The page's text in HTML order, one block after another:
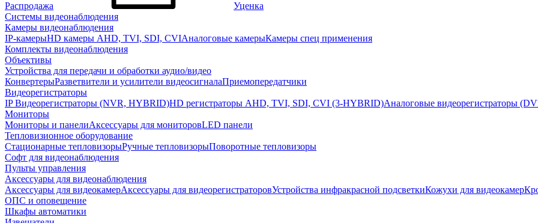
Распродажа
Уценка
Системы видеонаблюдения
Камеры видеонаблюдения
IP-камерыHD камеры AHD, TVI, SDI, CVIАналоговые камерыКамеры спец применения
Комплекты видеонаблюдения
Объективы
Устройства для передачи и обработки аудио/видео
КонвертерыРазветвители и усилители видеосигналаПриемопередатчики
Видеорегистраторы
IP Видеорегистраторы (NVR, HYBRID)HD регистраторы AHD, TVI, SDI, CVI (3-HYBRID)Аналоговые видеорегистраторы
Мониторы
Мониторы и панелиАксессуары для мониторовLED панели
Тепловизионное оборудование
Стационарные тепловизорыРучные тепловизорыПоворотные тепловизоры
Софт для видеонаблюдения
Пульты управления
Аксессуары для видеонаблюдения
Аксессуары для видеокамерАксессуары для видеорегистраторовУстройства инфракрасной подсветкиКожухи для видеокамер
ОПС и оповещение
Шкафы автоматики